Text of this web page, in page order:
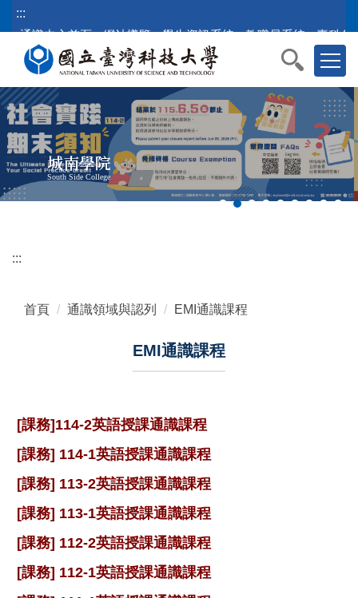
跳
到
內
容
區
塊
:::
通識中心首頁
網站導覽 學生資訊系統 教職員系統 臺科公
城南學院
South Side College
:::
首頁 通識領域與認列 EMI通識課程
EMI通識課程
[課務]114-2英語授課通識課程
[課務] 114-1英語授課通識課程
[課務] 113-2英語授課通識課程
[課務] 113-1英語授課通識課程
[課務] 112-2英語授課通識課程
[課務] 112-1英語授課通識課程